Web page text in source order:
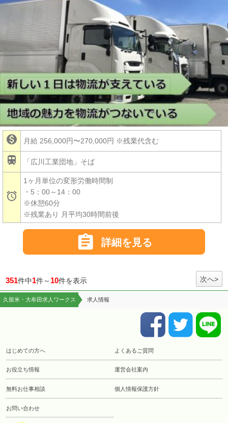
 月給 256,000円〜270,000円 ※残業代含む
 「広川工業団地」そば

1ヶ月単位の変形労働時間制
・5：00～14：00
※休憩60分
※残業あり 月平均30時間前後
 詳細を見る
351件中1件～ 10件を表示 次へ>
久留米・大牟田求人ワークス 求人情報
はじめての方へ よくあるご質問
お役立ち情報 運営会社案内
無料お仕事相談 個人情報保護方針
お問い合わせ